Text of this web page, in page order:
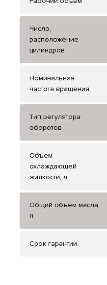
Число,
расположение
цилиндров
Номинальная
частота вращения
Тип регулятора
оборотов
Объем
охлаждающей
жидкости, л
Общий объем масла,
л
Срок гарантии